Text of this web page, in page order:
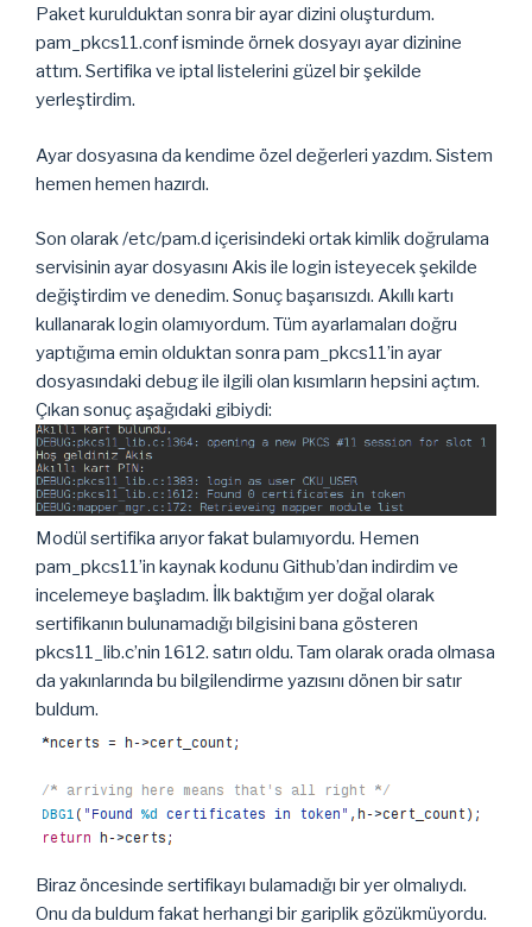
Paket kurulduktan sonra bir ayar dizini oluşturdum.
pam_pkcs11.conf isminde örnek dosyayı ayar dizinine
attım. Sertifika ve iptal listelerini güzel bir şekilde
yerleştirdim.
Ayar dosyasına da kendime özel değerleri yazdım. Sistem
hemen hemen hazırdı.
Son olarak /etc/pam.d içerisindeki ortak kimlik doğrulama
servisinin ayar dosyasını Akis ile login isteyecek şekilde
değiştirdim ve denedim. Sonuç başarısızdı. Akıllı kartı
kullanarak login olamıyordum. Tüm ayarlamaları doğru
yaptığıma emin olduktan sonra pam_pkcs11’in ayar
dosyasındaki debug ile ilgili olan kısımların hepsini açtım.
Çıkan sonuç aşağıdaki gibiydi:
Modül sertifika arıyor fakat bulamıyordu. Hemen
pam_pkcs11’in kaynak kodunu Github’dan indirdim ve
incelemeye başladım. İlk baktığım yer doğal olarak
sertifikanın bulunamadığı bilgisini bana gösteren
pkcs11_lib.c’nin 1612. satırı oldu. Tam olarak orada olmasa
da yakınlarında bu bilgilendirme yazısını dönen bir satır
buldum.
Biraz öncesinde sertifikayı bulamadığı bir yer olmalıydı.
Onu da buldum fakat herhangi bir gariplik gözükmüyordu.